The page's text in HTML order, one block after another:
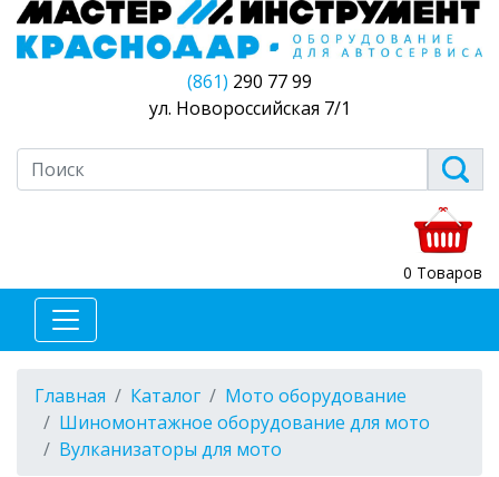
(861) 290 77 99
ул. Новороссийская 7/1
0 Товаров
Главная Каталог
Мото оборудование
Шиномонтажное оборудование для мото
Вулканизаторы для мото